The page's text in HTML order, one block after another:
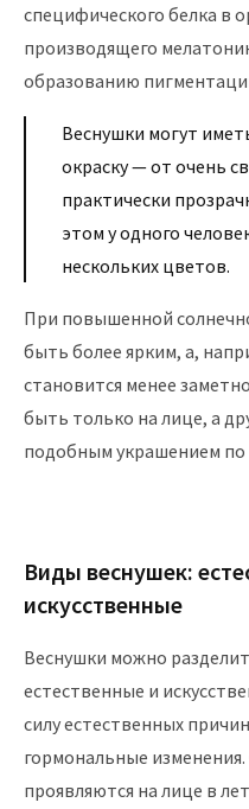
специфического белка в
производящего
образованию
Веснушки могут
окраску — от очень
практически
этом у одного
нескольких цветов.
При повышенной
быть более ярким, а,
становится менее
быть только на лице, а
подобным украшением по
Виды веснушек:
искусственные
Веснушки можно
естественные и
силу естественных
гормональные
проявляются на лице в